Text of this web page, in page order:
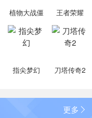
植物大战僵
尸2
王者荣耀
指尖梦幻 刀塔传奇2
更多